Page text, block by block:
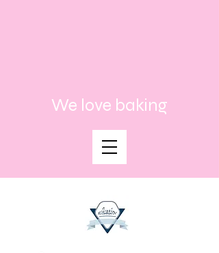
We love baking